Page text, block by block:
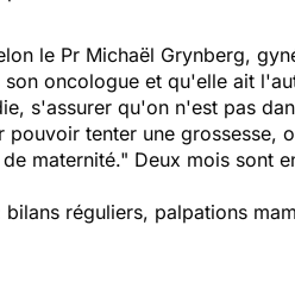
le Pr Michaël Grynberg,
oncologue et qu'elle ait
s'assurer qu'on n'est pas
tenter une grossesse,
maternité." Deux mois sont
réguliers, palpations